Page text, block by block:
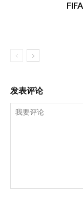
发表评论